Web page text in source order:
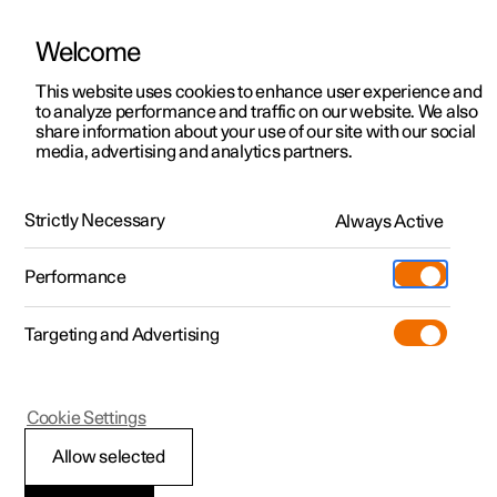
Polestar 2
Polestar 3
Polestar 4
Pre-owned
Shop
Meer
Testrit
Aanbiedingen voor
Testrit
Aanbiedingen voor
Polestar 4 coupé
Ontdek Polestar 4
Testrit
Bekijk onze stockwagens
Aanbiedingen voor
Ontdek Polestar 5
Over pre-owned
Pre-owned aanbiedingen
Aanbiedingen voor particulieren
Aanbiedingen voor
professionelen
Bekijk onze stockwagens
Configureer
Pre-owned
Testrit
Additionals
(Opent in een nieuw venster)
Experiences
Ontmoet ons
Servicepunten
Opladen
Support
HandleidingVideogalerijSoftware-updates
Navigatie
Instellingen in Google Maps
Welcome
This website uses cookies to enhance user experience and
to analyze performance and traffic on our website. We also
share information about your use of our site with our social
media, advertising and analytics partners.
Strictly Necessary Always Active
Performance
Targeting and Advertising
Allow selected
Cookie Settings